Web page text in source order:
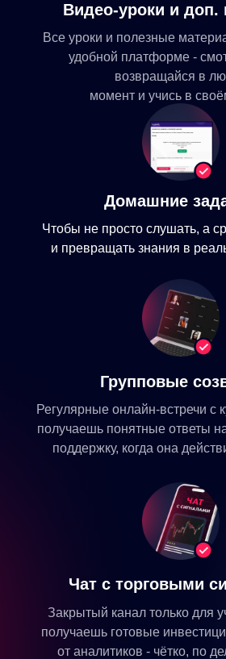
4 УРОК
- Депозитарий,
это? Какие риски
- Документы
6 УРОК - На что
при открытии
Результаты модуля:
У тебя есть брокерский
Готовность №1 перед
Чек-лист: выбираем
Дополнительные
материалы:
Чек-лист: выбираем
Дополнительный
рейтингам российских
Бонусный урок 22
организаций
как проверить
Дополнительный
проверить рейтинг
маркетплейс Unaited
Видео-уроки и доп.
Все уроки и полезные
удобной платформе -
возвращайся в
момент и учись в
Домашние
Чтобы не просто слушать, а
и превращать знания в
Групповые
Регулярные онлайн-встречи с
получаешь понятные ответы
поддержку, когда она
Чат с торговыми
Закрытый канал только для
получаешь готовые
от аналитиков - чётко, по